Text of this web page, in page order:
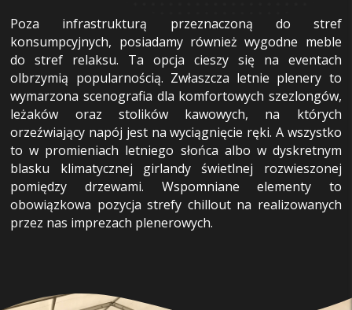
Poza infrastrukturą przeznaczoną do stref
konsumpcyjnych, posiadamy również wygodne meble
do stref relaksu. Ta opcja cieszy się na eventach
olbrzymią popularnością. Zwłaszcza letnie plenery to
wymarzona scenografia dla komfortowych szezlongów,
leżaków oraz stolików kawowych, na których
orzeźwiający napój jest na wyciągnięcie ręki. A wszystko
to w promieniach letniego słońca albo w dyskretnym
blasku klimatycznej girlandy świetlnej rozwieszonej
pomiędzy drzewami. Wspomniane elementy to
obowiązkowa pozycja strefy chillout na realizowanych
przez nas imprezach plenerowych.